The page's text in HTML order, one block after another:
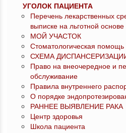
УГОЛОК ПАЦИЕНТА
Перечень лекарственных
выписке на льготной основе
МОЙ УЧАСТОК
Стоматологическая помощь
СХЕМА
Право на внеочередное и
обслуживание
Правила внутреннего
О порядке
РАННЕЕ ВЫЯВЛЕНИЕ РАКА
Центр здоровья
Школа пациента